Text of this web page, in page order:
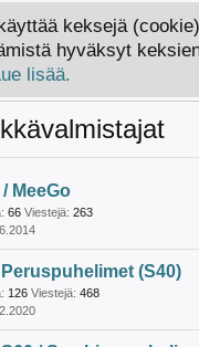
keksejä
hyväksyt
lisää.
MeeGo
66 Viestejä: 263
Peruspuhelimet (S40)
126 Viestejä: 468